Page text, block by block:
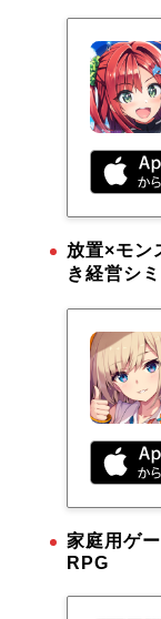
放置×モ
き経営シ
家庭用ゲ
RPG